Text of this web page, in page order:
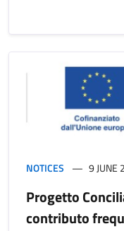
NOTICES 9 JUNE
Progetto
contributo